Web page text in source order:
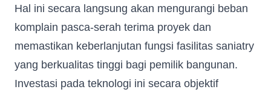
Hal ini secara langsung akan mengurangi beban
komplain pasca-serah terima proyek dan
memastikan keberlanjutan fungsi fasilitas saniatry
yang berkualitas tinggi bagi pemilik bangunan.
Investasi pada teknologi ini secara objektif